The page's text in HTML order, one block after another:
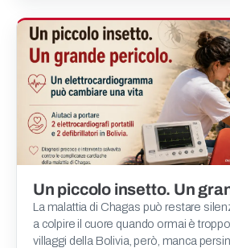
Un piccolo insetto. Un
La malattia di Chagas può restare
a colpire il cuore quando ormai è
villaggi della Bolivia, però, manca